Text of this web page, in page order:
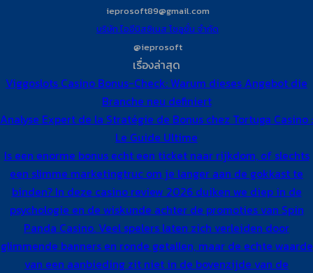
ieprosoft89@gmail.com
บริษัท ไออีบิสซิเนส โซลูชั่น จำกัด
@ieprosoft
เรื่องล่าสุด
Viggoslots Casino Bonus-Check: Warum dieses Angebot die
Branche neu definiert
Analyse Expert de la Stratégie de Bonus chez Tortuga Casino :
Le Guide Ultime
Is een enorme bonus echt een ticket naar rijkdom, of slechts
een slimme marketingtruc om je langer aan de gokkast te
binden? In deze casino review 2026 duiken we diep in de
psychologie en de wiskunde achter de promoties van Spin
Panda Casino. Veel spelers laten zich verleiden door
glimmende banners en ronde getallen, maar de echte waarde
van een aanbieding zit niet in de bovenzijde van de